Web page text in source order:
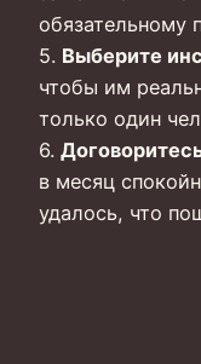
обязательному
5. Выберите
чтобы им
только один
6.
в месяц
удалось, что